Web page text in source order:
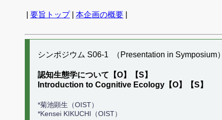
要旨トップ| 本企画の概要
シンポジウム S06-1 （Presentation in Symposium
認知生態学について【O】【S】
Introduction to Cognitive Ecology【O】【S】
*菊池顕生（OIST）
*Kensei KIKUCHI（OIST）